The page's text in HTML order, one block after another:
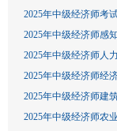
2025年中级经济师考
2025年中级经济师感
2025年中级经济师人
2025年中级经济师经
2025年中级经济师建
2025年中级经济师农